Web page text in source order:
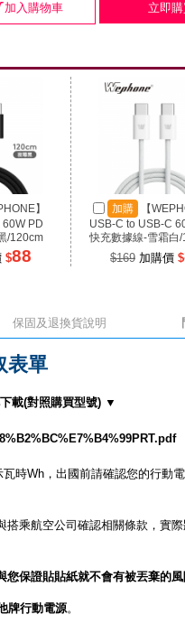
加入購物車 立即購
】
PD
/120cm
$88
加購
【
USB-C to USB-C
快充數據線-雪霜白
$169 加購價 $
保固及退換貨說明
表單
載(對照購買型號) ▼
時Wh，出國前請確認您的行
乘航空公司確認相關條款，實
您保證貼貼紙就不會有被丟棄的
牌行動電源。